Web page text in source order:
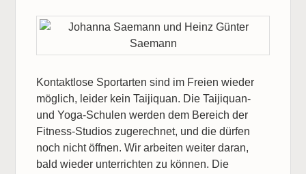
Kontaktlose Sportarten sind im Freien wieder
möglich, leider kein Taijiquan. Die Taijiquan-
und Yoga-Schulen werden dem Bereich der
Fitness-Studios zugerechnet, und die dürfen
noch nicht öffnen. Wir arbeiten weiter daran,
bald wieder unterrichten zu können. Die